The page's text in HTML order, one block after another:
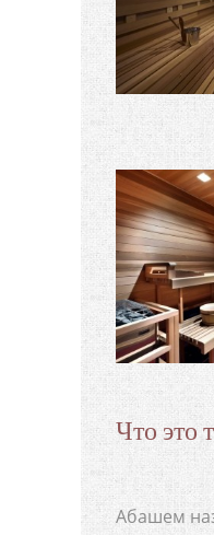
Что это
Абашем